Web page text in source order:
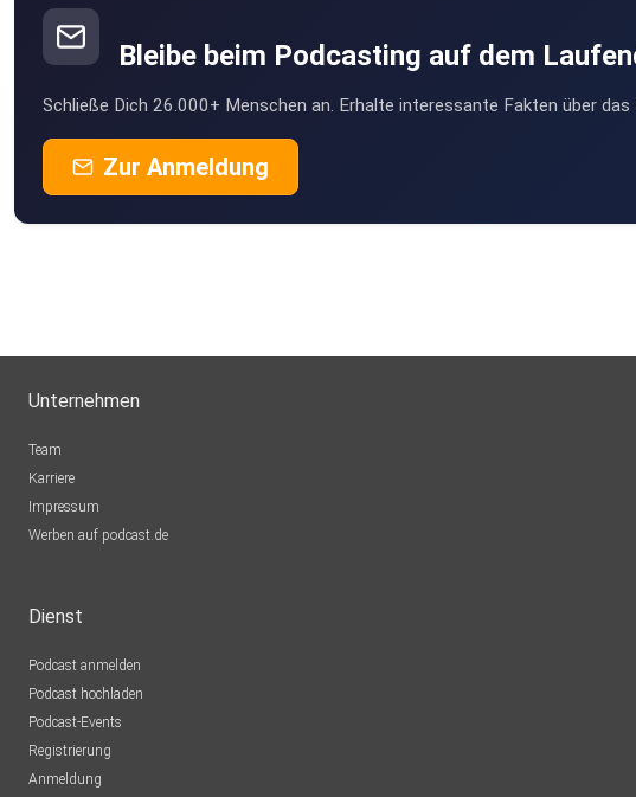
Bleibe beim Podcasting auf dem
Schließe Dich 26.000+ Menschen an. Erhalte interessante Fakten über
Zur Anmeldung
Unternehmen
Team
Karriere
Impressum
Werben auf podcast.de
Dienst
Podcast anmelden
Podcast hochladen
Podcast-Events
Registrierung
Anmeldung